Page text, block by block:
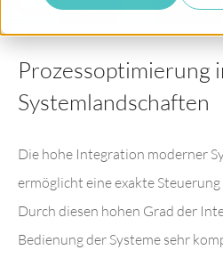
Prozessoptimierung
Systemlandschaften
Die hohe Integration moderner
ermöglicht eine exakte
Durch diesen hohen Grad der
Bedienung der Systeme sehr